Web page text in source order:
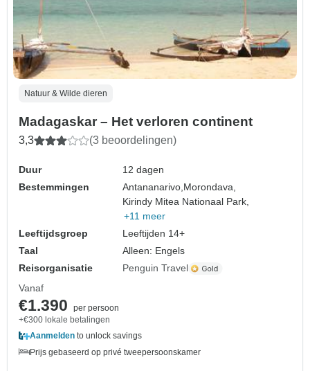
Natuur & Wilde dieren
Madagaskar – Het verloren continent
3,3 (3 beoordelingen)
Duur
12 dagen
Bestemmingen
Antananarivo,Morondava,
Kirindy Mitea Nationaal Park,
+11 meer
Leeftijdsgroep
Leeftijden 14+
Taal
Alleen: Engels
Reisorganisatie
Penguin Travel
Vanaf
€1.390
per persoon
+€300 lokale betalingen
Aanmelden to unlock savings
Prijs gebaseerd op privé tweepersoonskamer